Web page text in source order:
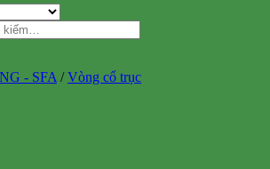
- SFA / Vòng cổ trục